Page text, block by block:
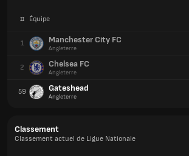
# Équipe
1 Manchester City FC
Angleterre
2 Chelsea FC
Angleterre
59 Gateshead
Angleterre
Classement
Classement actuel de Ligue Nationale